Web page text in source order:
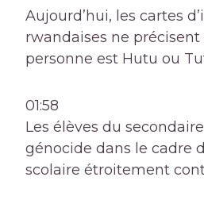
Aujourd’hui, les cartes
rwandaises ne précisent
personne est Hutu ou
01:58
Les élèves du
génocide dans le cadre
scolaire étroitement